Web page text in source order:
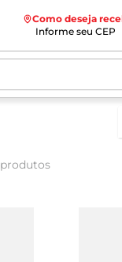
Como deseja
Informe seu CEP
produtos